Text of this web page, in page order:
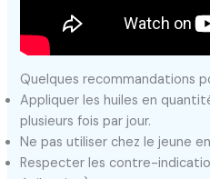
Quelques recommandations
Appliquer les huiles en
plusieurs fois par jour.
Ne pas utiliser chez le jeune
Respecter les contre-